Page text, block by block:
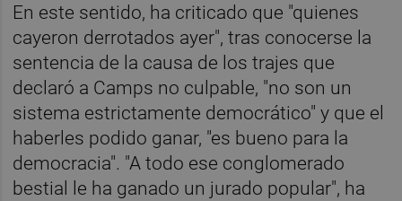
En este sentido, ha criticado que "quienes
cayeron derrotados ayer", tras conocerse la
sentencia de la causa de los trajes que
declaró a Camps no culpable, "no son un
sistema estrictamente democrático" y que el
haberles podido ganar, "es bueno para la
democracia". "A todo ese conglomerado
bestial le ha ganado un jurado popular", ha